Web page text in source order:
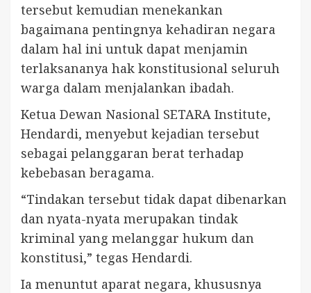
tersebut kemudian menekankan
bagaimana pentingnya kehadiran negara
dalam hal ini untuk dapat menjamin
terlaksananya hak konstitusional seluruh
warga dalam menjalankan ibadah.
Ketua Dewan Nasional SETARA Institute,
Hendardi, menyebut kejadian tersebut
sebagai pelanggaran berat terhadap
kebebasan beragama.
“Tindakan tersebut tidak dapat dibenarkan
dan nyata-nyata merupakan tindak
kriminal yang melanggar hukum dan
konstitusi,” tegas Hendardi.
Ia menuntut aparat negara, khususnya